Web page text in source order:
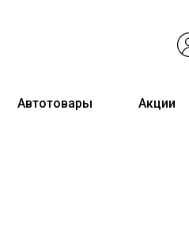
Автотовары Акции